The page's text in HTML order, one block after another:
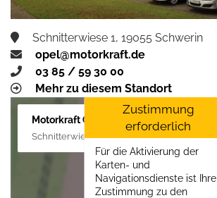
Schnitterwiese 1, 19055 Schwerin
opel@motorkraft.de
03 85 / 59 30 00
Mehr zu diesem Standort
Motorkraft GmbH
Schnitterwiese 1, 19055 Schwerin
Zustimmung
erforderlich
Für die Aktivierung der
Karten- und
Navigationsdienste ist Ihre
Zustimmung zu den